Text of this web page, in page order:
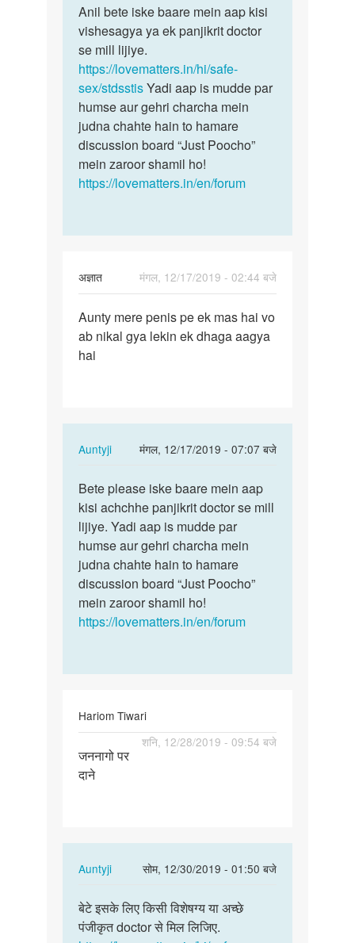
to
Jannago
PR
masse
by
Anil
mishra
Anil
bete
iske
baare
mein…
Anil bete iske baare mein aap kisi
vishesagya ya ek panjikrit doctor
se mill lijiye.
https://lovematters.in/hi/safe-
sex/stdsstisYadi aap is mudde par
humse aur gehri charcha mein
judna chahte hain to hamare
discussion board “Just Poocho”
mein zaroor shamil ho!
https://lovematters.in/en/forum
अज्ञात
मंगल, 12/17/2019 - 02:44 बजे
Aunty
mere
penis
Aunty mere penis pe ek mas hai vo
ab nikal gya lekin ek dhaga aagya
hai
Auntyji
मंगल, 12/17/2019 - 07:07 बजे
In
to
Aunty
mere
penis
pe
ek
mas…
by
Bete
please
iske
baare
mein…
Bete please iske baare mein aap
kisi achchhe panjikrit doctor se mill
lijiye. Yadi aap is mudde par
humse aur gehri charcha mein
judna chahte hain to hamare
discussion board “Just Poocho”
mein zaroor shamil ho!
https://lovematters.in/en/forum
Hariom Tiwari
शनि, 12/28/2019 - 09:54 बजे
जननागो
पर
जननागो पर
दाने
Auntyji
सोम, 12/30/2019 - 01:50 बजे
In
to
जननागो
बेटे
इसके
बेटे इसके लिए किसी विशेषग्य या अच्छे
पंजीकृत doctor से मिल लिजिए.